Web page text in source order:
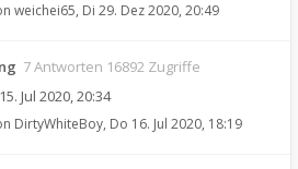
weichei65, Di 29. Dez 2020, 20:49
7 Antworten 16892 Zugriffe
Jul 2020, 20:34
DirtyWhiteBoy, Do 16. Jul 2020, 18:19